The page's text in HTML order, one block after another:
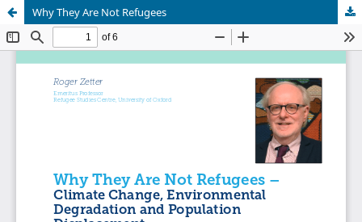
Why They Are Not Refugees
Palvelua ylläpitääTieteellisten seurain valtuuskunta.